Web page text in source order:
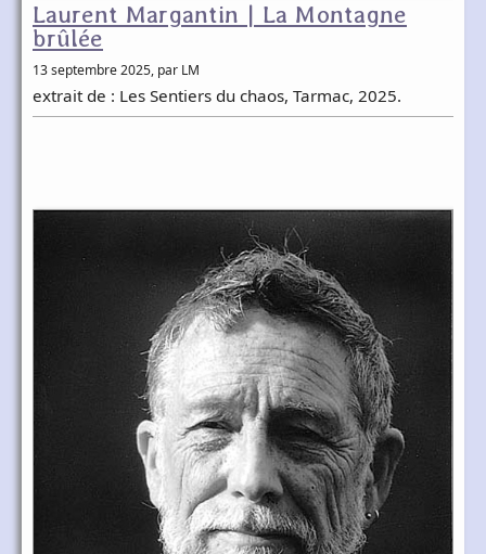
Laurent Margantin | La Montagne
brûlée
13 septembre 2025, par LM
extrait de : Les Sentiers du chaos, Tarmac, 2025.